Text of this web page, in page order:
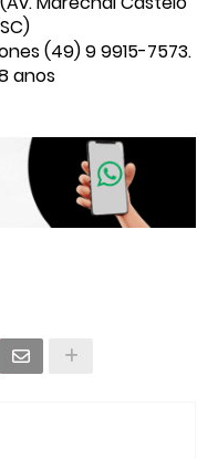
(49) 9 9915-7573.
anos